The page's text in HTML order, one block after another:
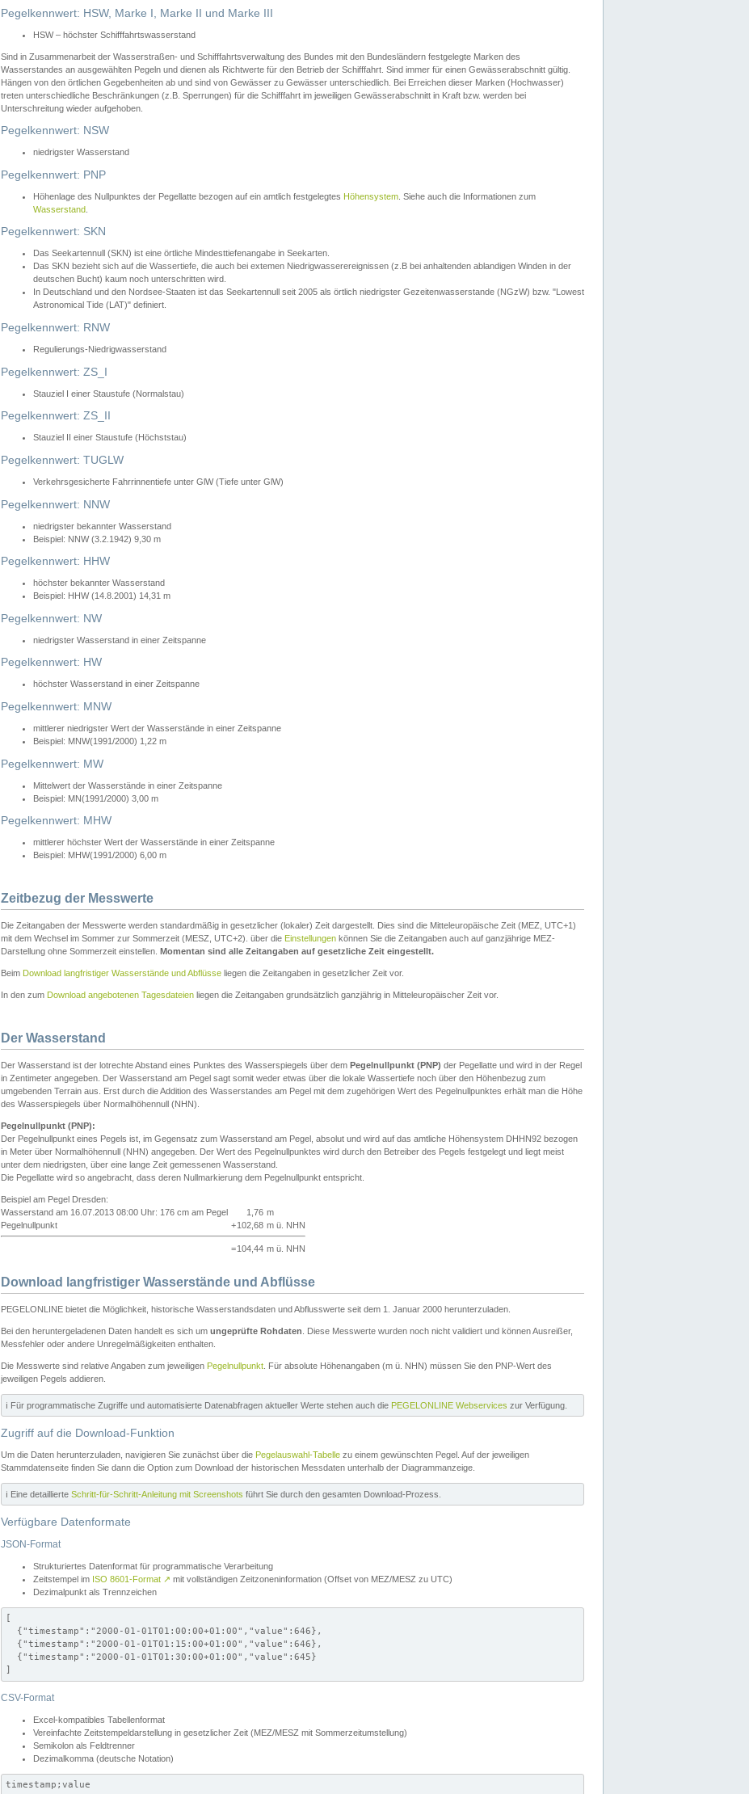
Pegelkennwert: HSW, Marke I, Marke II und Marke III
HSW – höchster Schifffahrtswasserstand
Sind in Zusammenarbeit der Wasserstraßen- und Schifffahrtsverwaltung des Bundes mit den Bundesländern festgelegte Marken des
Wasserstandes an ausgewählten Pegeln und dienen als Richtwerte für den Betrieb der Schifffahrt. Sind immer für einen Gewässerabschnitt gültig.
Hängen von den örtlichen Gegebenheiten ab und sind von Gewässer zu Gewässer unterschiedlich. Bei Erreichen dieser Marken (Hochwasser)
treten unterschiedliche Beschränkungen (z.B. Sperrungen) für die Schifffahrt im jeweiligen Gewässerabschnitt in Kraft bzw. werden bei
Unterschreitung wieder aufgehoben.
Pegelkennwert: NSW
niedrigster Wasserstand
Pegelkennwert: PNP
Höhenlage des Nullpunktes der Pegellatte bezogen auf ein amtlich festgelegtes Höhensystem . Siehe auch die Informationen zum
Wasserstand
Pegelkennwert: SKN
Das Seekartennull (SKN) ist eine örtliche Mindesttiefenangabe in Seekarten.
Das SKN bezieht sich auf die Wassertiefe, die auch bei extemen Niedrigwasserereignissen (z.B bei anhaltenden ablandigen Winden in der
deutschen Bucht) kaum noch unterschritten wird.
In Deutschland und den Nordsee-Staaten ist das Seekartennull seit 2005 als örtlich niedrigster Gezeitenwasserstande (NGzW) bzw. "Lowest
Astronomical Tide (LAT)" definiert.
Pegelkennwert: RNW
Regulierungs-Niedrigwasserstand
Pegelkennwert: ZS_I
Stauziel I einer Staustufe (Normalstau)
Pegelkennwert: ZS_II
Stauziel II einer Staustufe (Höchststau)
Pegelkennwert: TUGLW
Verkehrsgesicherte Fahrrinnentiefe unter GlW (Tiefe unter GlW)
Pegelkennwert: NNW
niedrigster bekannter Wasserstand
Beispiel: NNW (3.2.1942) 9,30 m
Pegelkennwert: HHW
höchster bekannter Wasserstand
Beispiel: HHW (14.8.2001) 14,31 m
Pegelkennwert: NW
niedrigster Wasserstand in einer Zeitspanne
Pegelkennwert: HW
höchster Wasserstand in einer Zeitspanne
Pegelkennwert: MNW
mittlerer niedrigster Wert der Wasserstände in einer Zeitspanne
Beispiel: MNW(1991/2000) 1,22 m
Pegelkennwert: MW
Mittelwert der Wasserstände in einer Zeitspanne
Beispiel: MN(1991/2000) 3,00 m
Pegelkennwert: MHW
mittlerer höchster Wert der Wasserstände in einer Zeitspanne
Beispiel: MHW(1991/2000) 6,00 m
Zeitbezug der Messwerte
Die Zeitangaben der Messwerte werden standardmäßig in gesetzlicher (lokaler) Zeit dargestellt. Dies sind die Mitteleuropäische Zeit (MEZ, UTC+1)
mit dem Wechsel im Sommer zur Sommerzeit (MESZ, UTC+2). über die Einstellungen können Sie die Zeitangaben auch auf ganzjährige MEZ-
Darstellung ohne Sommerzeit einstellen. Momentan sind alle Zeitangaben auf gesetzliche Zeit eingestellt.
Beim Download langfristiger Wasserstände und Abflüsse liegen die Zeitangaben in gesetzlicher Zeit vor.
In den zum Download angebotenen Tagesdateien liegen die Zeitangaben grundsätzlich ganzjährig in Mitteleuropäischer Zeit vor.
Der Wasserstand
Der Wasserstand ist der lotrechte Abstand eines Punktes des Wasserspiegels über dem Pegelnullpunkt (PNP) der Pegellatte und wird in der Regel
in Zentimeter angegeben. Der Wasserstand am Pegel sagt somit weder etwas über die lokale Wassertiefe noch über den Höhenbezug zum
umgebenden Terrain aus. Erst durch die Addition des Wasserstandes am Pegel mit dem zugehörigen Wert des Pegelnullpunktes erhält man die Höhe
des Wasserspiegels über Normalhöhennull (NHN).
Pegelnullpunkt (PNP):
Der Pegelnullpunkt eines Pegels ist, im Gegensatz zum Wasserstand am Pegel, absolut und wird auf das amtliche Höhensystem DHHN92 bezogen
in Meter über Normalhöhennull (NHN) angegeben. Der Wert des Pegelnullpunktes wird durch den Betreiber des Pegels festgelegt und liegt meist
unter dem niedrigsten, über eine lange Zeit gemessenen Wasserstand.
Die Pegellatte wird so angebracht, dass deren Nullmarkierung dem Pegelnullpunkt entspricht.
Beispiel am Pegel Dresden:
Wasserstand am 16.07.2013 08:00 Uhr: 176 cm am Pegel
1,76 m
Pegelnullpunkt
+102,68 m ü. NHN
=104,44 m ü. NHN
Download langfristiger Wasserstände und Abflüsse
PEGELONLINE bietet die Möglichkeit, historische Wasserstandsdaten und Abflusswerte seit dem 1. Januar 2000 herunterzuladen.
Bei den heruntergeladenen Daten handelt es sich um ungeprüfte Rohdaten . Diese Messwerte wurden noch nicht validiert und können Ausreißer,
Messfehler oder andere Unregelmäßigkeiten enthalten.
Die Messwerte sind relative Angaben zum jeweiligen Pegelnullpunkt . Für absolute Höhenangaben (m ü. NHN) müssen Sie den PNP-Wert des
jeweiligen Pegels addieren.
ℹ️ Für programmatische Zugriffe und automatisierte Datenabfragen aktueller Werte stehen auch die PEGELONLINE Webservices zur Verfügung.
Zugriff auf die Download-Funktion
Um die Daten herunterzuladen, navigieren Sie zunächst über die Pegelauswahl-Tabelle zu einem gewünschten Pegel. Auf der jeweiligen
Stammdatenseite finden Sie dann die Option zum Download der historischen Messdaten unterhalb der Diagrammanzeige.
ℹ️ Eine detaillierte Schritt-für-Schritt-Anleitung mit Screenshots führt Sie durch den gesamten Download-Prozess.
Verfügbare Datenformate
JSON-Format
Strukturiertes Datenformat für programmatische Verarbeitung
Zeitstempel im ISO 8601-Format ↗ mit vollständigen Zeitzoneninformation (Offset von MEZ/MESZ zu UTC)
Dezimalpunkt als Trennzeichen
[
  {"timestamp":"2000-01-01T01:00:00+01:00","value":646},
  {"timestamp":"2000-01-01T01:15:00+01:00","value":646},
  {"timestamp":"2000-01-01T01:30:00+01:00","value":645}
]
CSV-Format
Excel-kompatibles Tabellenformat
Vereinfachte Zeitstempeldarstellung in gesetzlicher Zeit (MEZ/MESZ mit Sommerzeitumstellung)
Semikolon als Feldtrenner
Dezimalkomma (deutsche Notation)
timestamp;value